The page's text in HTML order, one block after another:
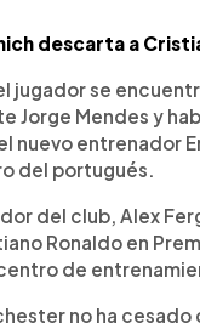
descarta a
jugador se
Jorge Mendes y
nuevo entrenador
del portugués.
del club, Alex
Ronaldo en
de
no ha